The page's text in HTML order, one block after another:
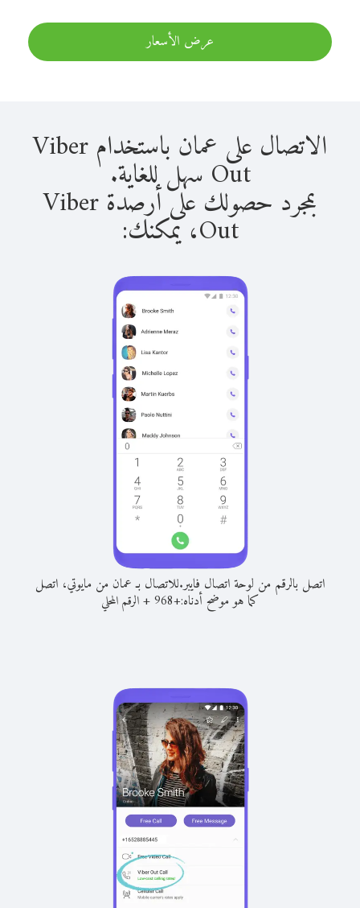
عرض الأسعار
الاتصال على عمان باستخدام Viber
Out سهل للغاية.
بمجرد حصولك على أرصدة Viber
Out، يمكنك:
اتصل بالرقم من لوحة اتصال فايبر.للاتصال بـ عمان من مايوتي، اتصل
كما هو موضح أدناه:+
968
+الرقم المحلي